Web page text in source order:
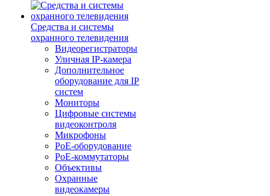
Средства и системы
охранного телевидения
Видеорегистраторы
Уличная IP-камера
Дополнительное
оборудование для IP
систем
Мониторы
Цифровые системы
видеоконтроля
Микрофоны
PoE-оборудование
PoE-коммутаторы
Объективы
Охранные
видеокамеры